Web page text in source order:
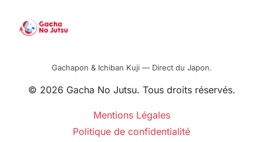
Gachapon & Ichiban Kuji — Direct du Japon.
© 2026 Gacha No Jutsu. Tous droits réservés.
Mentions Légales
Politique de confidentialité